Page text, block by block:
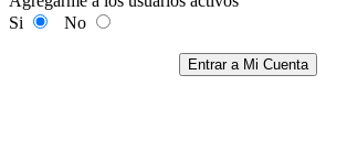
Si
No
Entrar a Mi Cuenta